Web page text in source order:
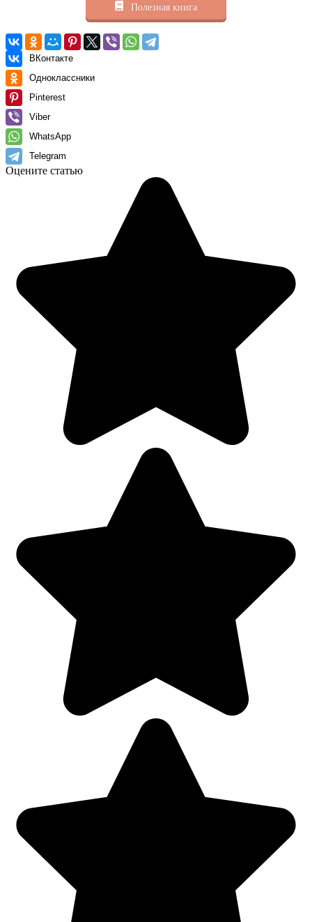
Полезная книга
ВКонтакте
Одноклассники
Pinterest
Viber
WhatsApp
Telegram
Оцените статью